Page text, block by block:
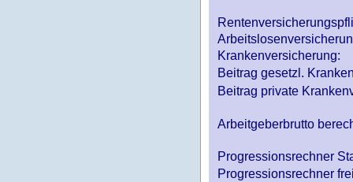
Krankenversicherung:
Beitrag gesetzl.
Beitrag private
Arbeitgeberbrutto
Progressionsrechner
Progressionsrechner